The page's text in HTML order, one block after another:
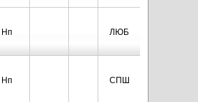
Нп ЛЮБ
Нп СПШ